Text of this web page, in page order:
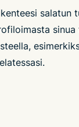
salatun
sinua